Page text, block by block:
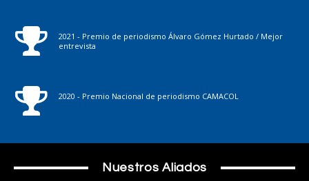
2021 - Premio de periodismo Álvaro Gómez Hurtado / Mejor
entrevista
2020 - Premio Nacional de periodismo CAMACOL
Nuestros Aliados